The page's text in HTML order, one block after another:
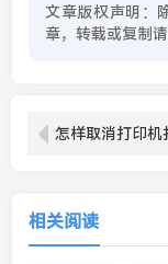
文章版权声明：
章，转载或复制
相关阅读